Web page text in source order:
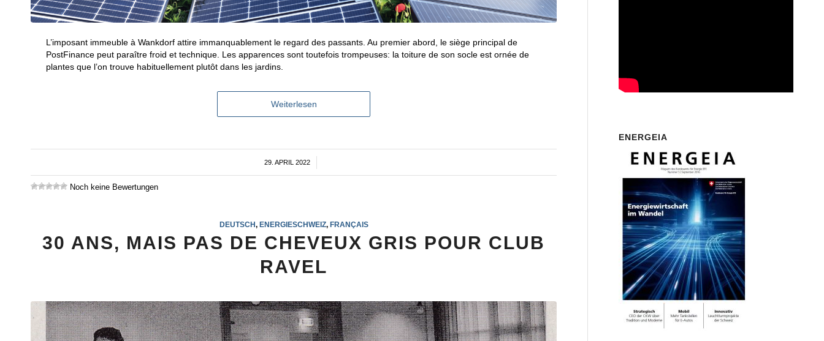
L’imposant immeuble à Wankdorf attire immanquablement le regard des passants. Au premier abord, le siège principal de
PostFinance peut paraître froid et technique. Les apparences sont toutefois trompeuses: la toiture de son socle est ornée de
plantes que l’on trouve habituellement plutôt dans les jardins.
Weiterlesen
29. APRIL 2022
/
Noch keine Bewertungen
DEUTSCH, ENERGIESCHWEIZ, FRANÇAIS
30 ANS, MAIS PAS DE CHEVEUX GRIS POUR CLUB
RAVEL
ENERGEIA